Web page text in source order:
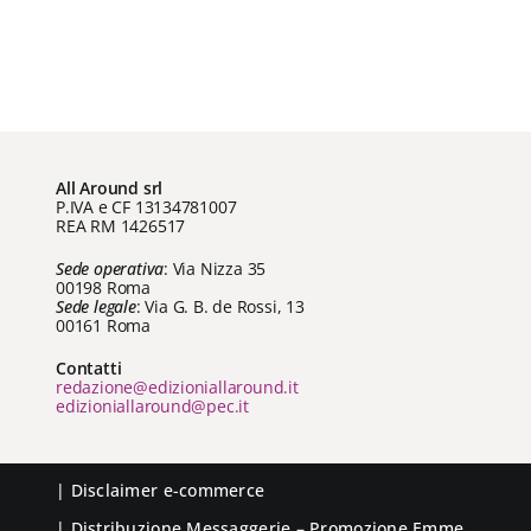
All Around srl
P.IVA e CF 13134781007
REA RM 1426517
Sede operativa: Via Nizza 35
00198 Roma
Sede legale: Via G. B. de Rossi, 13
00161 Roma
Contatti
redazione@edizioniallaround.it
edizioniallaround@pec.it
| Disclaimer e-commerce